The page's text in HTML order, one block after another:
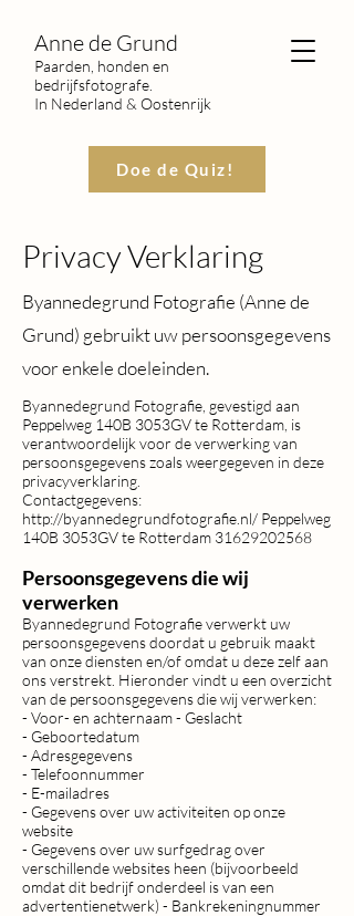
Anne de Grund
Paarden, honden en
bedrijfsfotografe.
In Nederland & Oostenrijk
Doe de Quiz!
Privacy Verklaring
Byannedegrund Fotografie (Anne de
Grund) gebruikt uw persoonsgegevens
voor enkele doeleinden.
Byannedegrund Fotografie, gevestigd aan
Peppelweg 140B 3053GV te Rotterdam, is
verantwoordelijk voor de verwerking van
persoonsgegevens zoals weergegeven in deze
privacyverklaring.
Contactgegevens:
http://byannedegrundfotografie.nl/ Peppelweg
140B 3053GV te Rotterdam 31629202568
Persoonsgegevens die wij
verwerken
Byannedegrund Fotografie verwerkt uw
persoonsgegevens doordat u gebruik maakt
van onze diensten en/of omdat u deze zelf aan
ons verstrekt. Hieronder vindt u een overzicht
van de persoonsgegevens die wij verwerken:
- Voor- en achternaam - Geslacht
- Geboortedatum
- Adresgegevens
- Telefoonnummer
- E-mailadres
- Gegevens over uw activiteiten op onze
website
- Gegevens over uw surfgedrag over
verschillende websites heen (bijvoorbeeld
omdat dit bedrijf onderdeel is van een
advertentienetwerk) - Bankrekeningnummer